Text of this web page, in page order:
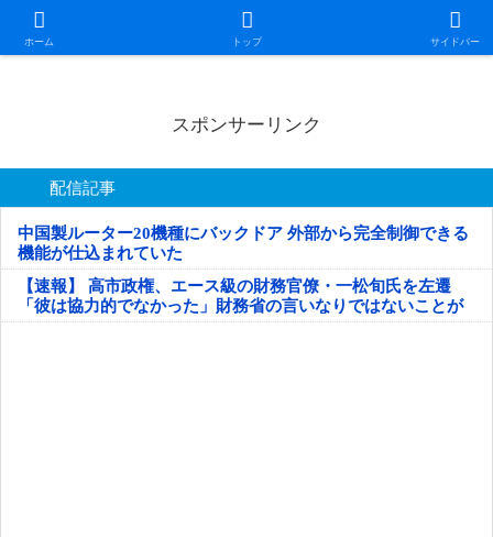
ホーム トップ サイドバー
日本第一！ニュース録
スポンサーリンク
配信記事
中国製ルーター20機種にバックドア 外部から完全制御できる
機能が仕込まれていた
【速報】 高市政権、エース級の財務官僚・一松旬氏を左遷
「彼は協力的でなかった」財務省の言いなりではないことが
判明